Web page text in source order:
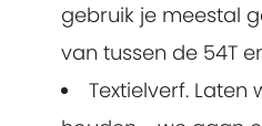
gebruik je meestal
van tussen de 54T
Textielverf.